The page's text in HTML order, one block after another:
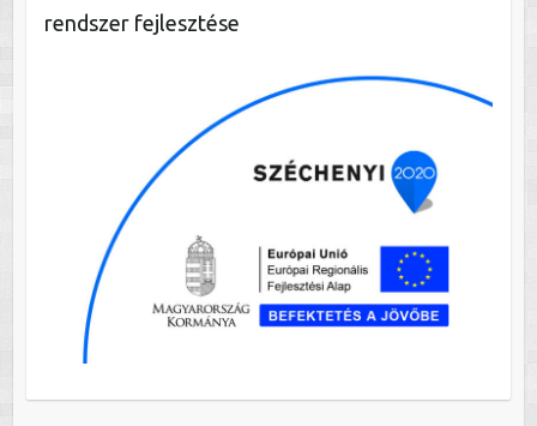
rendszer fejlesztése